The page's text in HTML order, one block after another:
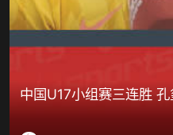
中国U17小组赛三连胜